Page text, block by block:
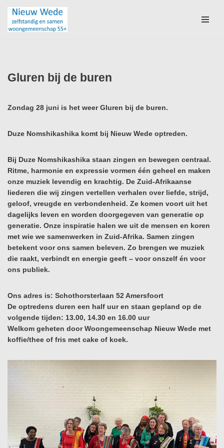
Ga
Gluren bij de buren
Zondag 28 juni is het weer Gluren bij de buren.
Duze Nomshikashika komt bij Nieuw Wede optreden.
Bij Duze Nomshikashika staan zingen en bewegen centraal.
Ritme, harmonie en expressie vormen één geheel en maken
onze muziek levendig en krachtig. De Zuid-Afrikaanse
liederen die wij zingen vertellen verhalen over liefde, strijd,
geloof, vreugde en verbondenheid. Ze komen voort uit het
dagelijks leven en worden doorgegeven van generatie op
generatie. Onze inspiratie halen we uit de mensen en koren
met wie we samenwerken in Zuid-Afrika. Samen zingen
betekent voor ons samen beleven. Zo brengen we muziek
die raakt, verbindt en energie geeft – voor onszelf én voor
ons publiek.
Ons adres is: Schothorsterlaan 52 Amersfoort
De optredens duren een half uur en staan gepland op de
volgende tijden: 13.00, 14.30 en 16.00 uur
Welkom geheten door Woongemeenschap Nieuw Wede met
koffie/thee of fris met cake of koek.